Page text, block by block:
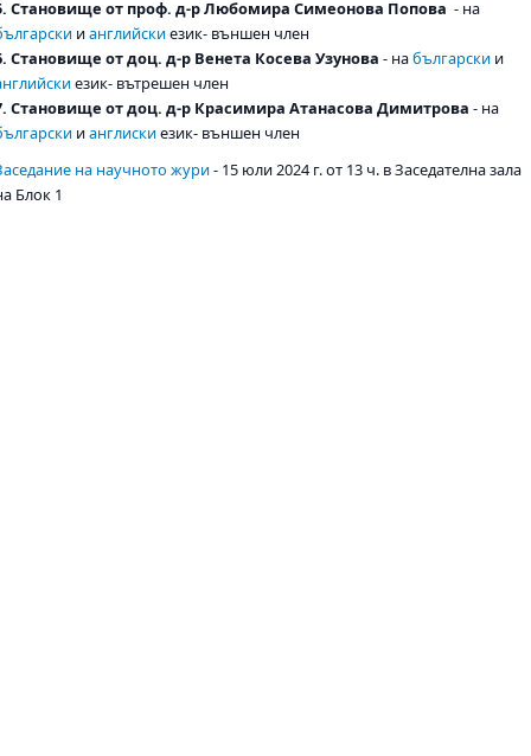
Становище от проф. д-р Любомира Симеонова Попова - на
ианглийскиезик- външен член
Становище от доц. д-р Венета Косева Узунова - набългарски и
език- вътрешен член
Становище от доц. д-р Красимира Атанасова Димитрова - на
ианглискиезик- външен член
на научното жури- 15 юли 2024 г. от 13 ч. в Заседателна зала
Блок 1